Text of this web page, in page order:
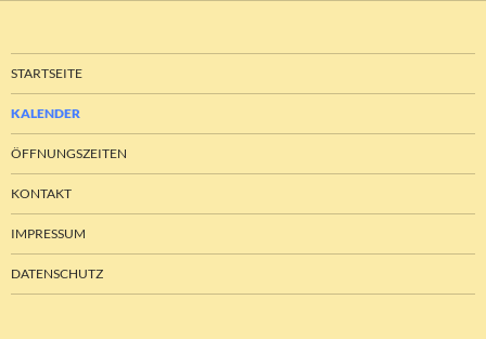
STARTSEITE
KALENDER
ÖFFNUNGSZEITEN
KONTAKT
IMPRESSUM
DATENSCHUTZ